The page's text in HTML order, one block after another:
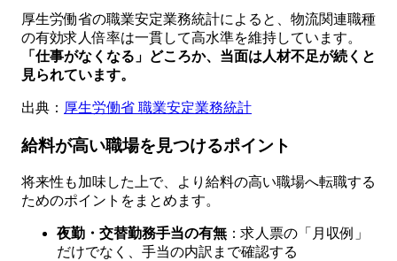
厚生労働省の職業安定業務統計によると、物流関連職種
の有効求人倍率は一貫して高水準を維持しています。
「仕事がなくなる」どころか、当面は人材不足が続くと
見られています。
出典： 厚生労働省 職業安定業務統計
給料が高い職場を見つけるポイント
将来性も加味した上で、より給料の高い職場へ転職する
ためのポイントをまとめます。
夜勤・交替勤務手当の有無 ：求人票の「月収例」
だけでなく、手当の内訳まで確認する